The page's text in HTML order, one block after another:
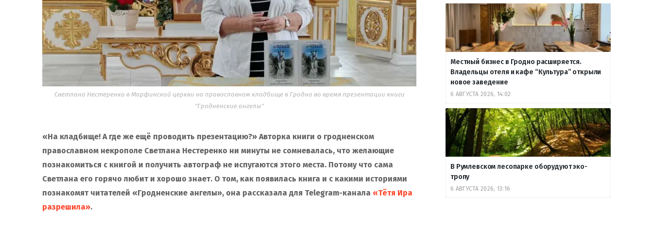
Светлана Нестеренко в Марфинской церкви на православном кладбище в Гродно во время презентации книги
"Гродненские ангелы"
«На кладбище! А где же ещё проводить презентацию?» Авторка книги о гродненском
православном некрополе Светлана Нестеренко ни минуты не сомневалась, что желающие
познакомиться с книгой и получить автограф не испугаются этого места. Потому что сама
Светлана его горячо любит и хорошо знает. О том, как появилась книга и с какими историями
познакомят читателей «Гродненские ангелы», она рассказала для Telegram-канала «Тётя Ира
разрешила».
Местный бизнес в Гродно расширяется.
Владельцы отеля и кафе “Культура” открыли
новое заведение
6 АВГУСТА 2026, 14:02
В Румлевском лесопарке оборудуют эко-
тропу
6 АВГУСТА 2026, 13:16